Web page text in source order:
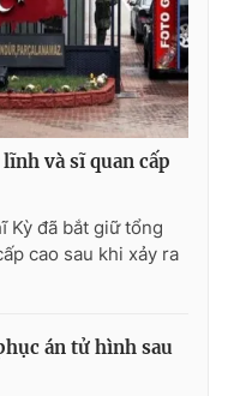
sản
Việt
mình bằng AI
và sĩ quan cấp
Kỳ đã bắt giữ tổng
cao sau khi xảy ra
án tử hình sau